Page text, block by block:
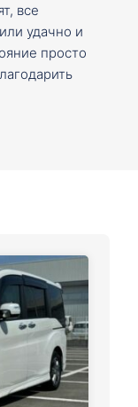
все
удачно и
просто